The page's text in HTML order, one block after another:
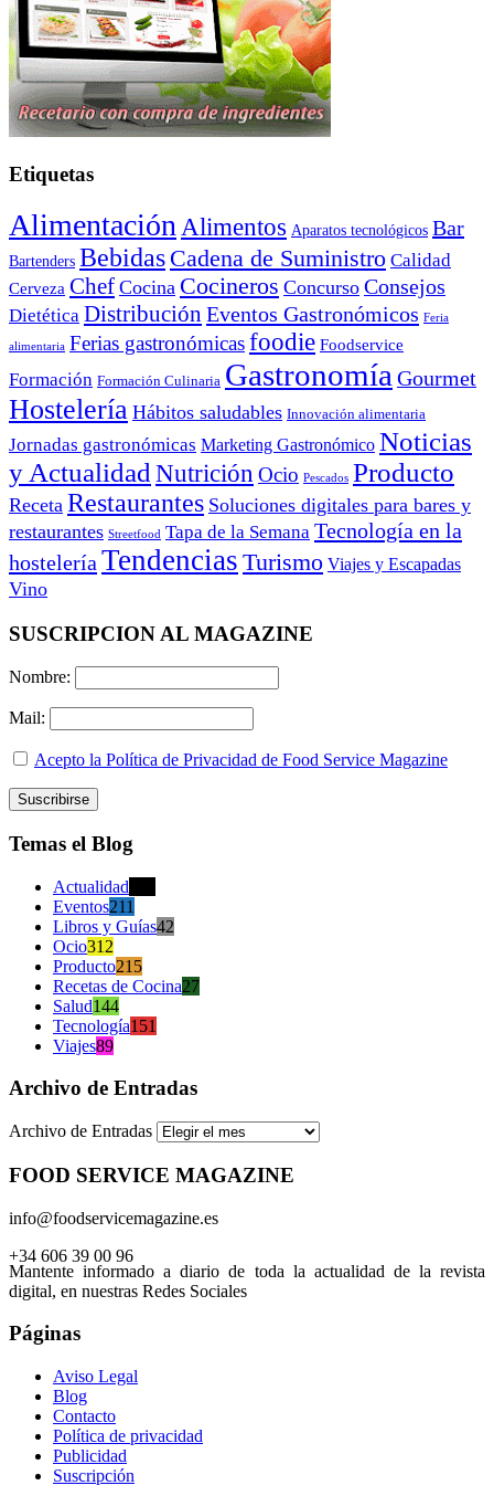
Etiquetas
Alimentación Alimentos Aparatos tecnológicos Bar
Bartenders Bebidas Cadena de Suministro Calidad
Cerveza Chef Cocina Cocineros Concurso Consejos
Dietética Distribución Eventos Gastronómicos Feria
alimentaria Ferias gastronómicasfoodie Foodservice
Formación Formación Culinaria Gastronomía Gourmet
Hostelería Hábitos saludables Innovación alimentaria
Jornadas gastronómicas Marketing Gastronómico Noticias
y Actualidad Nutrición Ocio Pescados Producto
Receta Restaurantes Soluciones digitales para bares y
restaurantes Streetfood Tapa de la Semana Tecnología en la
hostelería Tendencias Turismo Viajes y Escapadas
Vino
SUSCRIPCION AL MAGAZINE
Nombre:
Mail:
Acepto la Política de Privacidad de Food Service Magazine
Temas el Blog
Actualidad
Eventos211
Libros y Guías42
Ocio312
Producto215
Recetas de Cocina27
Salud144
Tecnología151
Viajes89
Archivo de Entradas
Archivo de Entradas
FOOD SERVICE MAGAZINE
info@foodservicemagazine.es
+34 606 39 00 96
Mantente informado a diario de toda la actualidad de la revista
digital, en nuestras Redes Sociales
Páginas
Aviso Legal
Blog
Contacto
Política de privacidad
Publicidad
Suscripción